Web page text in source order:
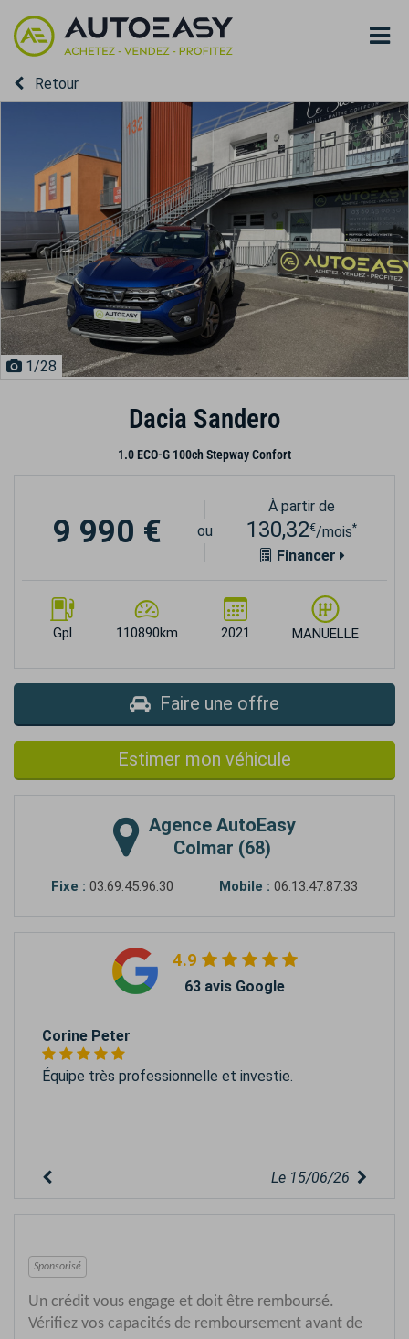
Retour
1/28
Dacia Sandero
1.0 ECO-G 100ch Stepway Confort
Gpl 110890km 2021 MANUELLE
9 990 € ou
À partir de
130,32€/mois*
Financer
Faire une offre
Estimer mon véhicule
Agence AutoEasy
Colmar (68)
Fixe : 03.69.45.96.30 Mobile : 06.13.47.87.33
4.9
63 avis Google
Corine Peter
Équipe très professionnelle et investie.
Le 15/06/26